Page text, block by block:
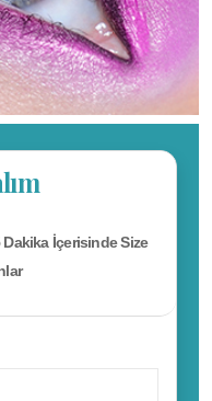
Dakika İçerisinde Size